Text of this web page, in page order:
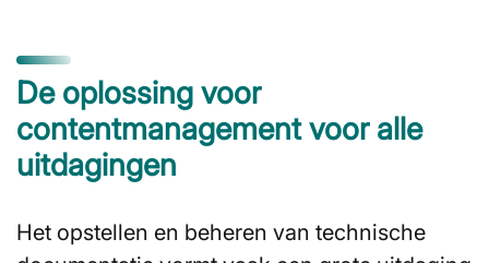
De oplossing voor
contentmanagement voor alle
uitdagingen
Het opstellen en beheren van technische